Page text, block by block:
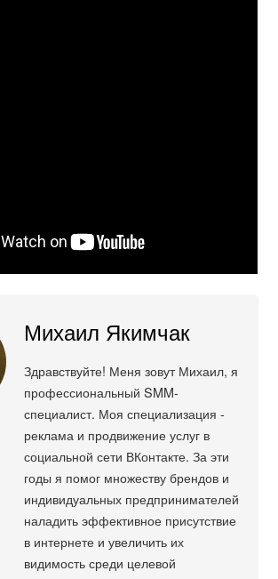
Михаил Якимчак
Здравствуйте! Меня зовут Михаил, я
профессиональный SMM-
специалист. Моя специализация -
реклама и продвижение услуг в
социальной сети ВКонтакте. За эти
годы я помог множеству брендов и
индивидуальных предпринимателей
наладить эффективное присутствие
в интернете и увеличить их
видимость среди целевой